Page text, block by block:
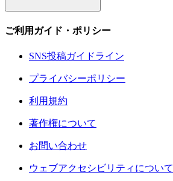
ご利用ガイド・ポリシー
SNS投稿ガイドライン
プライバシーポリシー
利用規約
著作権について
お問い合わせ
ウェブアクセシビリティについて